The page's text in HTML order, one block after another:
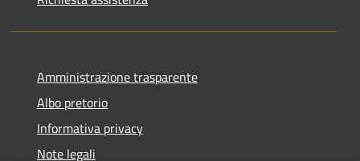
Amministrazione trasparente
Albo pretorio
Informativa privacy
Note legali